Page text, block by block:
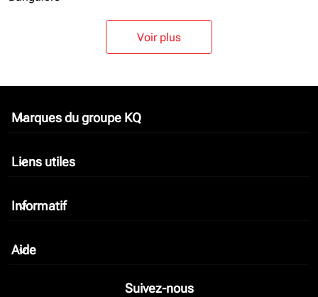
Voir plus
Marques du groupe KQ
keyboard_arrow_down
Liens utiles
keyboard_arrow_down
Informatif
keyboard_arrow_down
Aide
keyboard_arrow_down
Suivez-nous